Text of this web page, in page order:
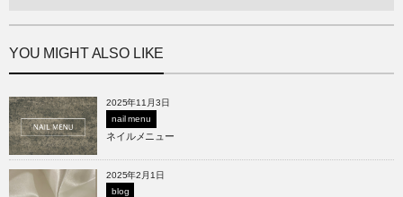
YOU MIGHT ALSO LIKE
2025年11月3日
nail menu
ネイルメニュー
2025年2月1日
blog